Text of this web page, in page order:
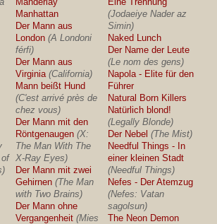
of
Manhattan
Der Mann aus
London (A Londoni
férfi)
Der Mann aus
Virginia (California)
Mann beißt Hund
(C'est arrivé près de
chez vous)
Der Mann mit den
Röntgenaugen (X:
The Man With The
X-Ray Eyes)
Der Mann mit zwei
Gehirnen (The Man
with Two Brains)
Der Mann ohne
Vergangenheit (Mies
(Jodaeiye Nader az
Simin)
Naked Lunch
Der Name der Leute
(Le nom des gens)
Napola - Elite für den
Führer
Natural Born Killers
Natürlich blond!
(Legally Blonde)
Der Nebel (The Mist)
Needful Things - In
einer kleinen Stadt
(Needful Things)
Nefes - Der Atemzug
(Nefes: Vatan
sagolsun)
The Neon Demon